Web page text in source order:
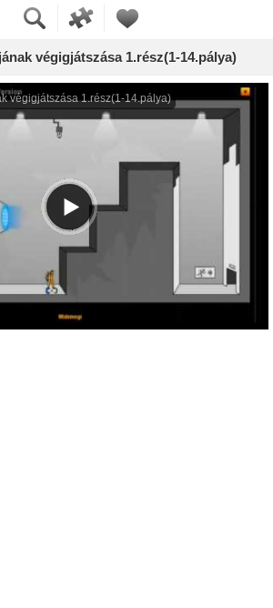
végigjátszása 1.rész(1-14.pálya)